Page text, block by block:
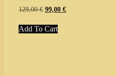
129,00€ Original
was:
129,00 €.
99,00 €Current
Add To Cartproduct